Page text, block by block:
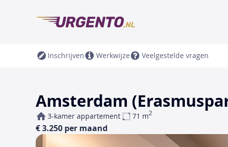
Inschrijven Werkwijze Veelgestelde vragen
Amsterdam
3-kamer appartement 71 m2
€ 3.250 per maand